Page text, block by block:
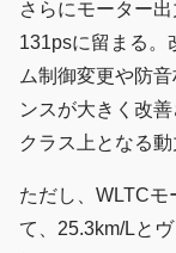
さらにモーター
131psに留まる。
ム制御変更や防
ンスが大きく改
クラス上となる
ただし、WLTCモ
て、25.3km/Lと